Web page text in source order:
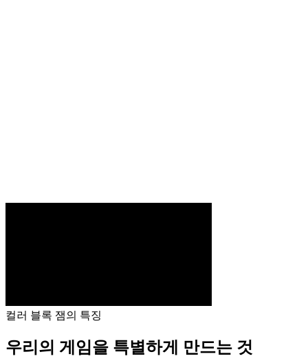
컬러 블록 잼의 특징
우리의 게임을 특별하게 만드는 것